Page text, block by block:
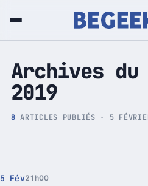
Tech
Archives
2019
8 ARTICLES PUBLIÉS · 5
5 Fév21h00